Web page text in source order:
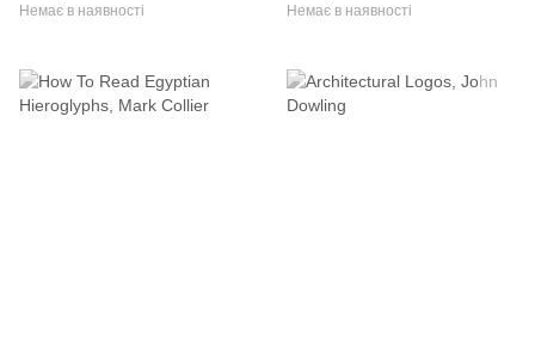
Немає в наявності Немає в наявності